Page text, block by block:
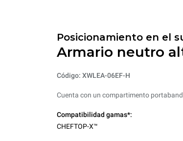
Posicionamiento en el
Armario neutro
Código: XWLEA-06EF-H
Cuenta con un compartimento
Compatibilidad gamas*:
CHEFTOP-X™